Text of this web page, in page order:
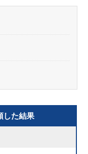
した結果